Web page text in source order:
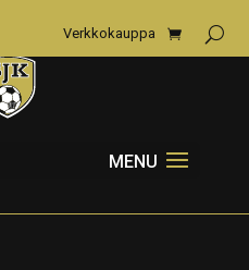
Verkkokauppa